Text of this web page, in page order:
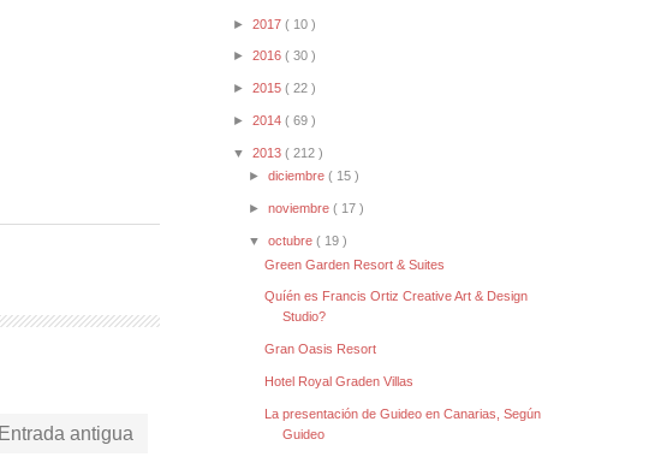
Entrada antigua
► 2017 ( 10 )
► 2016 ( 30 )
► 2015 ( 22 )
► 2014 ( 69 )
▼ 2013 ( 212 )
►diciembre( 15 )
►noviembre( 17 )
▼octubre( 19 )
Green Garden Resort & Suites
Quíén es Francis Ortiz Creative Art & Design
Studio?
Gran Oasis Resort
Hotel Royal Graden Villas
La presentación de Guideo en Canarias, Según
Guideo